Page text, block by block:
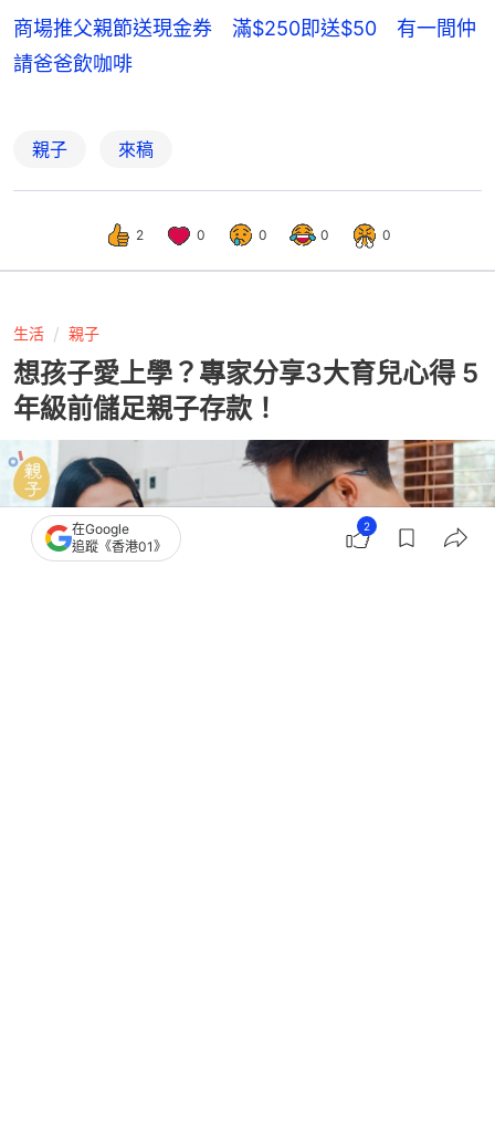
商場推父親節送現金券 滿$250即送$50 有一間仲
請爸爸飲咖啡
親子 來稿
2 0 0 0 0
生活 親子
想孩子愛上學？專家分享3大育兒心得 5
年級前儲足親子存款！
在Google
追蹤《香港01》
2